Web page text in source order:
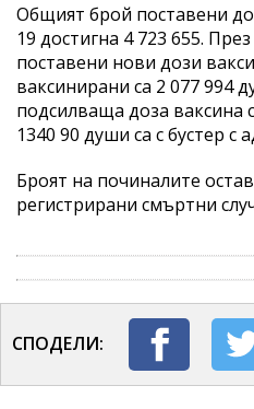
Общият брой поставени
19 достигна 4 723 655.
поставени нови дози
ваксинирани са 2 077 994
подсилваща доза ваксина
1340 90 души са с бустер с
Броят на починалите
регистрирани смъртни
СПОДЕЛИ: